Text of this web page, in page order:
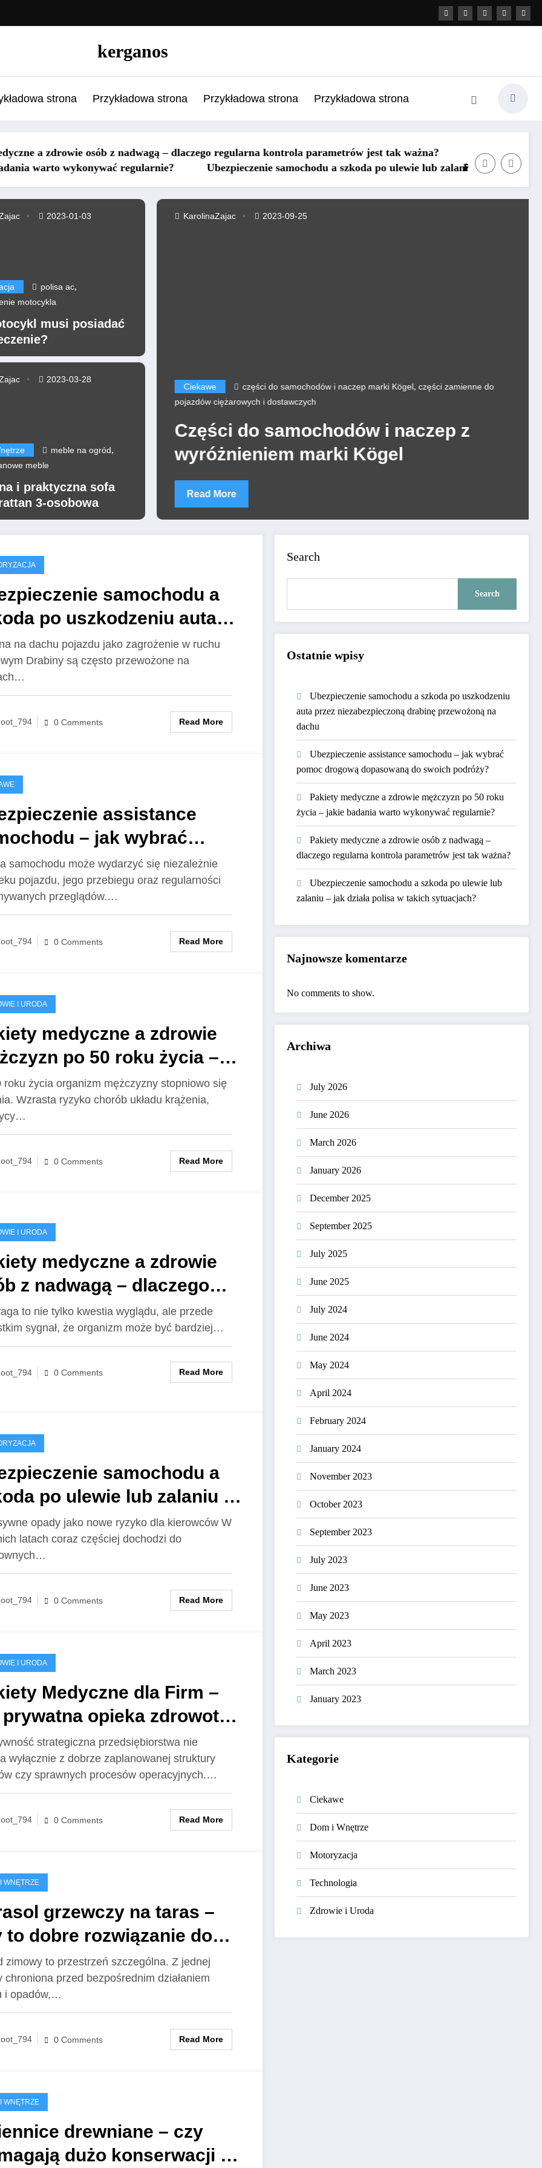
kerganos
strona Przykładowa strona Przykładowa strona Przykładowa strona
– dlaczego regularna kontrola parametrów jest tak ważna?
Ubezpieczenie samochodu a szkoda po ulewie lub zalaniu – jak działa polisa w takich sytuacjach?
Pakiety Medyczne dla Firm – jak
polisa ac,
motocykla
musi posiadać
2023-01-03
meble na ogród,
meble
i praktyczna sofa
3-osobowa
2023-03-28
Ciekawe części do samochodów i naczep marki Kögel,części zamienne do
pojazdów ciężarowych i dostawczych
Części do samochodów i naczep z
wyróżnieniem marki Kögel
Read More
KarolinaZajac 2023-09-25
samochodu a
po uszkodzeniu auta
niezabezpieczoną
przewożoną na dachu
na dachu pojazdu jako zagrożenie w ruchu
Drabiny są często przewożone na
0 Comments Read More
assistance
– jak wybrać
drogową dopasowaną
podróży?
samochodu może wydarzyć się niezależnie
pojazdu, jego przebiegu oraz regularności
przeglądów.…
0 Comments Read More
I URODA
medyczne a zdrowie
po 50 roku życia –
badania warto
regularnie?
roku życia organizm mężczyzny stopniowo się
Wzrasta ryzyko chorób układu krążenia,
0 Comments Read More
I URODA
medyczne a zdrowie
z nadwagą – dlaczego
kontrola parametrów
tak ważna?
to nie tylko kwestia wyglądu, ale przede
sygnał, że organizm może być bardziej…
0 Comments Read More
samochodu a
po ulewie lub zalaniu –
polisa w takich
opady jako nowe ryzyko dla kierowców W
latach coraz częściej dochodzi do
0 Comments Read More
I URODA
Medyczne dla Firm –
opieka zdrowotna
efektywność
przedsiębiorstwa?
strategiczna przedsiębiorstwa nie
wyłącznie z dobrze zaplanowanej struktury
czy sprawnych procesów operacyjnych.…
0 Comments Read More
WNĘTRZE
grzewczy na taras –
to dobre rozwiązanie do
zimowego?
zimowy to przestrzeń szczególna. Z jednej
chroniona przed bezpośrednim działaniem
i opadów,…
0 Comments Read More
WNĘTRZE
drewniane – czy
dużo konserwacji w
Search
Search
Ostatnie wpisy
Ubezpieczenie samochodu a szkoda po uszkodzeniu
auta przez niezabezpieczoną drabinę przewożoną na
dachu
Ubezpieczenie assistance samochodu – jak wybrać
pomoc drogową dopasowaną do swoich podróży?
Pakiety medyczne a zdrowie mężczyzn po 50 roku
życia – jakie badania warto wykonywać regularnie?
Pakiety medyczne a zdrowie osób z nadwagą –
dlaczego regularna kontrola parametrów jest tak ważna?
Ubezpieczenie samochodu a szkoda po ulewie lub
zalaniu – jak działa polisa w takich sytuacjach?
Najnowsze komentarze
No comments to show.
Archiwa
July 2026
June 2026
March 2026
January 2026
December 2025
September 2025
July 2025
June 2025
July 2024
June 2024
May 2024
April 2024
February 2024
January 2024
November 2023
October 2023
September 2023
July 2023
June 2023
May 2023
April 2023
March 2023
January 2023
Kategorie
Ciekawe
Dom i Wnętrze
Motoryzacja
Technologia
Zdrowie i Uroda